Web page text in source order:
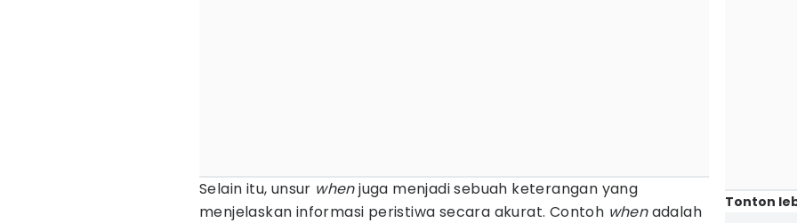
Selain itu, unsur whenjuga menjadi sebuah keterangan yang
menjelaskan informasi peristiwa secara akurat. Contoh whenadalah
Tonton